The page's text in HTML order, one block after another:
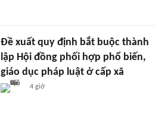
Đề xuất quy định bắt buộc thành
lập Hội đồng phối hợp phổ biến,
giáo dục pháp luật ở cấp xã
4 giờ